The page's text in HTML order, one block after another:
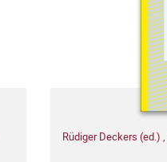
Rüdiger Deckers (ed.)